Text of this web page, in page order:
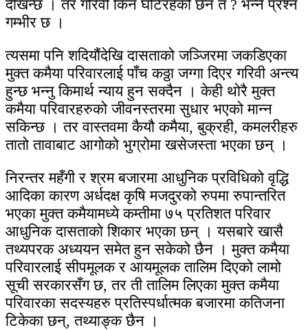
देखिन्छ । तर गरिवी किन घटिरहेको छैन त ? भन्ने प्रश्न
गम्भीर छ ।
त्यसमा पनि शदियौंदेखि दासताको जञ्जिरमा जकडिएका
मुक्त कमैया परिवारलाई पाँच कठ्ठा जग्गा दिएर गरिवी अन्त्य
हुन्छ भन्नु किमार्थ न्याय हुन सक्दैन । केही थोरै मुक्त
कमैया परिवारहरुको जीवनस्तरमा सुधार भएको मान्न
सकिन्छ । तर वास्तवमा कैयौ कमैया, बुक्रही, कमलरीहरु
तातो तावाबाट आगोको भुग्रोमा खसेजस्ता भएका छन् ।
निरन्तर महँगी र श्रम बजारमा आधुनिक प्रविधिको वृद्धि
आदिका कारण अर्धदक्ष कृषि मजदुरको रुपमा रुपान्तरित
भएका मुक्त कमैयामध्ये कम्तीमा ७५ प्रतिशत परिवार
आधुनिक दासताको शिकार भएका छन् । यसबारे खासै
तथ्यपरक अध्ययन समेत हुन सकेको छैन । मुक्त कमैया
परिवारलाई सीपमूलक र आयमूलक तालिम दिएको लामो
सूची सरकारसँग छ, तर ती तालिम लिएका मुक्त कमैया
परिवारका सदस्यहरु प्रतिस्पर्धात्मक बजारमा कतिजना
टिकेका छन्, तथ्याङ्क छैन ।